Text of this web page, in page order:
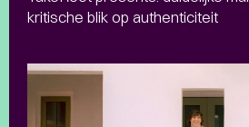
kritische blik op authenticiteit